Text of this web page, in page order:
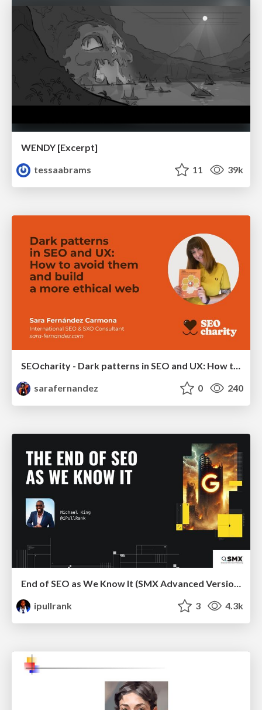
WENDY [Excerpt]
tessaabrams
11 39k
SEOcharity - Dark patterns in SEO and UX: How to avoid them and build a more ethical web
sarafernandez
0 240
End of SEO as We Know It (SMX Advanced Version)
ipullrank
3 4.3k